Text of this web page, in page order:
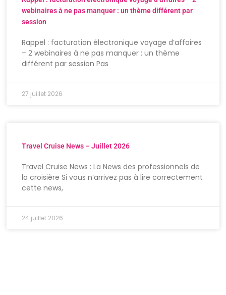
webinaires à ne pas manquer : un thème différent par
session
Rappel : facturation électronique voyage d’affaires
– 2 webinaires à ne pas manquer : un thème
différent par session Pas
27 juillet 2026
Travel Cruise News – Juillet 2026
Travel Cruise News : La News des professionnels de
la croisière Si vous n’arrivez pas à lire correctement
cette news,
24 juillet 2026